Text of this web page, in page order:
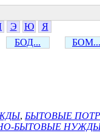
Э Ю
Я
БОД... БОМ...
, БЫТОВЫЕ
БЫТОВЫЕ